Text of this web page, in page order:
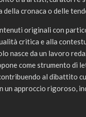
cronaca o delle
originali con
critica e alla
nasce da un lavoro
come strumento di
al dibattito
un approccio rigoroso,